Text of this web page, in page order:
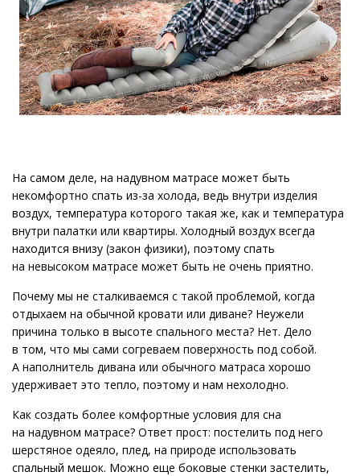
На самом деле, на надувном матрасе может быть
некомфортно спать из-за холода, ведь внутри изделия
воздух, температура которого такая же, как и температура
внутри палатки или квартиры. Холодный воздух всегда
находится внизу (закон физики), поэтому спать
на невысоком матрасе может быть не очень приятно.
Почему мы не сталкиваемся с такой проблемой, когда
отдыхаем на обычной кровати или диване? Неужели
причина только в высоте спального места? Нет. Дело
в том, что мы сами согреваем поверхность под собой.
А наполнитель дивана или обычного матраса хорошо
удерживает это тепло, поэтому и нам нехолодно.
Как создать более комфортные условия для сна
на надувном матрасе? Ответ прост: постелить под него
шерстяное одеяло, плед, на природе использовать
спальный мешок. Можно еще боковые стенки застелить,